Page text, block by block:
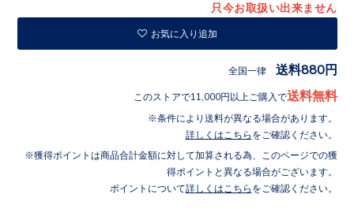
只今お取扱い出来ません
お気に入り追加
全国一律 送料880円
このストアで11,000円以上ご購入で送料無料
条件により送料が異なる場合があります。
詳しくはこちら をご確認ください。
獲得ポイントは商品合計金額に対して加算される為、このページでの獲
得ポイントと異なる場合がございます。
ポイントについて詳しくはこちら をご確認ください。